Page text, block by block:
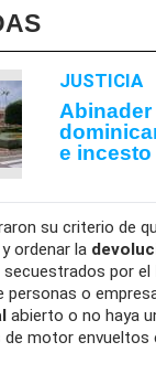
JUSTICIA
e incesto
su criterio de
y ordenar la
secuestrados por el
personas o
abierto o no haya
de motor envueltos